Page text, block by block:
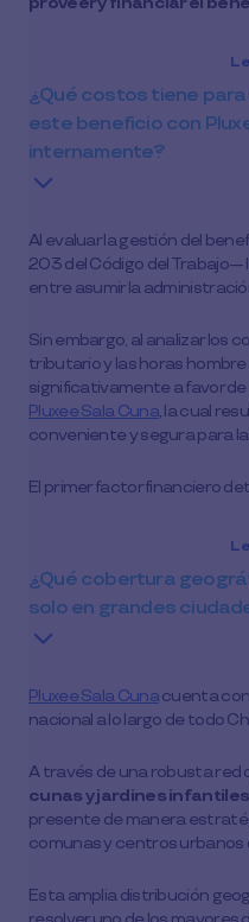
¿Qué costos tiene
este beneficio con
internamente?
Al evaluar la gestión del
203 del Código del
entre asumir la
Sin embargo, al analizar los
tributario y las horas
significativamente a favor
Pluxee Sala Cuna, la cual
conveniente y segura para
El primer factor financiero
¿Qué cobertura
solo en grandes
Pluxee Sala Cunacuenta
nacional a lo largo de todo
A través de una robusta red
cunas y jardines
presente de manera
comunas y centros urbanos
Esta amplia distribución